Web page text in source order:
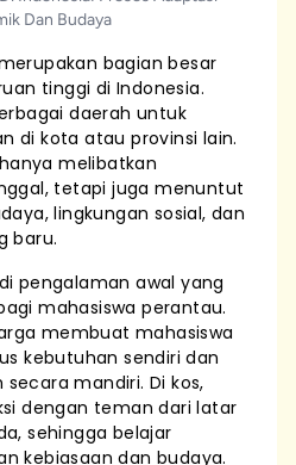
Dan Budaya
bagian besar
tinggi di Indonesia.
daerah untuk
di kota atau provinsi lain.
melibatkan
tetapi juga menuntut
lingkungan sosial, dan
baru.
pengalaman awal yang
mahasiswa perantau.
membuat mahasiswa
kebutuhan sendiri dan
mandiri. Di kos,
dengan teman dari latar
sehingga belajar
kebiasaan dan budaya.